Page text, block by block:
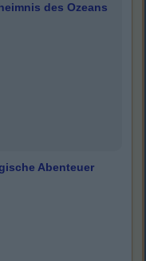
des Ozeans
Abenteuer